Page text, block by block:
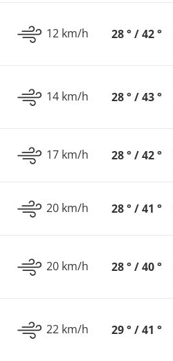
12 km/h 28 ° / 42 °
14 km/h 28 ° / 43 °
17 km/h 28 ° / 42 °
20 km/h 28 ° / 41 °
20 km/h 28 ° / 40 °
22 km/h 29 ° / 41 °